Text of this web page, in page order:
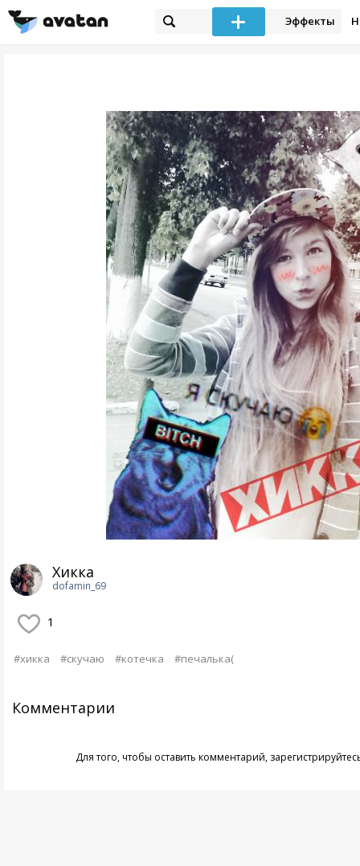
Эффекты
Хикка
dofamin_69
1
#хикка #скучаю #котечка #печалька(
Комментарии
Для того, чтобы оставить комментарий,